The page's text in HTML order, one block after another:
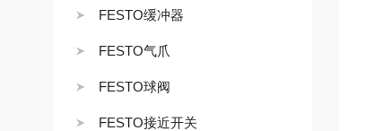
FESTO缓冲器
FESTO气爪
FESTO球阀
FESTO接近开关